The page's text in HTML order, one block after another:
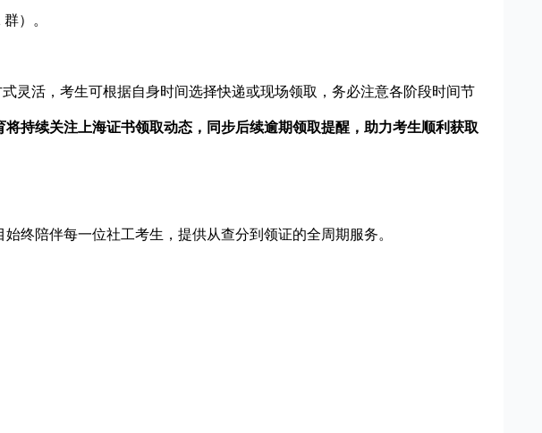
）。
式灵活，考生可根据自身时间选择快递或现场领取，务必注意各阶段时间节
将持续关注上海证书领取动态，同步后续逾期领取提醒，助力考生顺利获取
始终陪伴每一位社工考生，提供从查分到领证的全周期服务。